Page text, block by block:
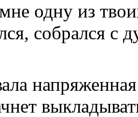
одну из
собрался с